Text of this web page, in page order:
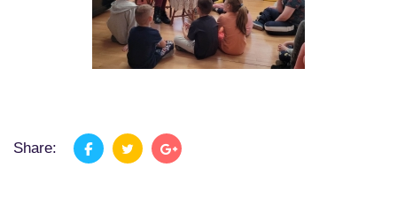
Share: